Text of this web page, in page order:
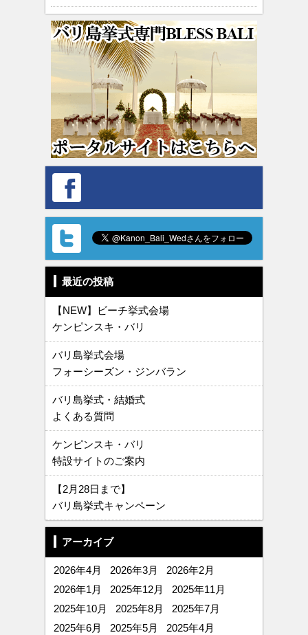
最近の投稿
【NEW】ビーチ挙式会場
ケンピンスキ・バリ
バリ島挙式会場
フォーシーズン・ジンバラン
バリ島挙式・結婚式
よくある質問
ケンピンスキ・バリ
特設サイトのご案内
【2月28日まで】
バリ島挙式キャンペーン
アーカイブ
2026年4月 2026年3月
2026年2月
2026年1月
2025年12月
2025年11月
2025年10月
2025年8月
2025年7月
2025年6月
2025年5月
2025年4月